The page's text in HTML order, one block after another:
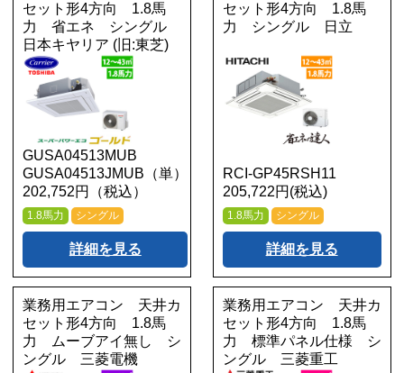
セット形4方向 1.8馬
力 省エネ シングル
日本キヤリア (旧:東芝)
GUSA04513MUB
GUSA04513JMUB（単）
202,752円（税込）
1.8馬力 シングル
詳細を見る
セット形4方向 1.8馬
力 シングル 日立
RCI-GP45RSH11
205,722円(税込)
1.8馬力 シングル
詳細を見る
業務用エアコン 天井カ
セット形4方向 1.8馬
力 ムーブアイ無し シ
ングル 三菱電機
業務用エアコン 天井カ
セット形4方向 1.8馬
力 標準パネル仕様 シ
ングル 三菱重工